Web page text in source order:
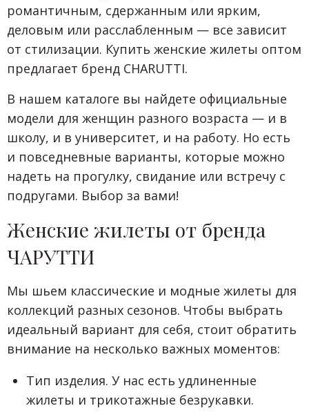
романтичным, сдержанным или ярким,
деловым или расслабленным — все зависит
от стилизации. Купить женские жилеты оптом
предлагает бренд CHARUTTI.
В нашем каталоге вы найдете официальные
модели для женщин разного возраста — и в
школу, и в университет, и на работу. Но есть
и повседневные варианты, которые можно
надеть на прогулку, свидание или встречу с
подругами. Выбор за вами!
Женские жилеты от бренда
ЧАРУТТИ
Мы шьем классические и модные жилеты для
коллекций разных сезонов. Чтобы выбрать
идеальный вариант для себя, стоит обратить
внимание на несколько важных моментов:
Тип изделия. У нас есть удлиненные
жилеты и трикотажные безрукавки.